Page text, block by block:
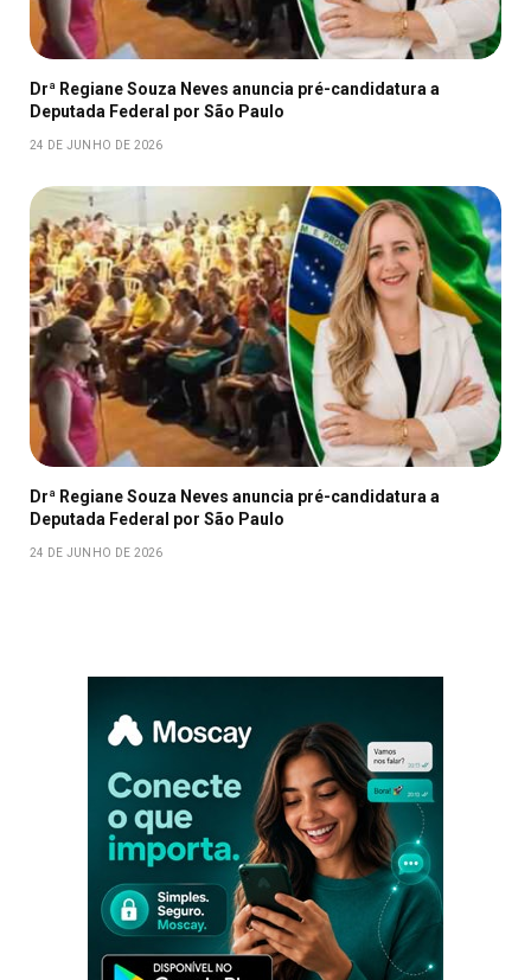
Drª Regiane Souza Neves anuncia pré-candidatura a
Deputada Federal por São Paulo
24 DE JUNHO DE 2026
Drª Regiane Souza Neves anuncia pré-candidatura a
Deputada Federal por São Paulo
24 DE JUNHO DE 2026